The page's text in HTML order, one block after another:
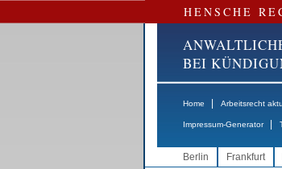
HENSCHE
BEI
Home Arbeitsrecht
Impressum-Generator
Berlin Frankfurt